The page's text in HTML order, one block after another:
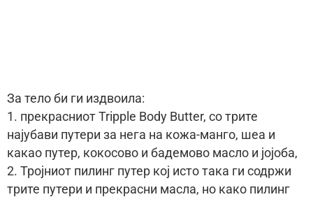
За тело би ги издвоила:
1. прекрасниот Tripple Body Butter, со трите
најубави путери за нега на кожа-манго, шеа и
какао путер, кокосово и бадемово масло и јојоба,
2. Тројниот пилинг путер кој исто така ги содржи
трите путери и прекрасни масла, но како пилинг